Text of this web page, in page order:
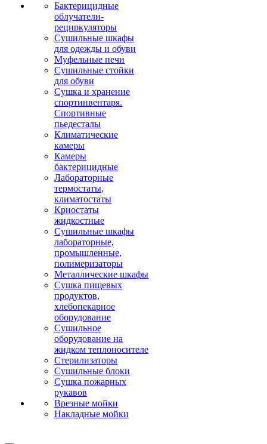
Бактерицидные
облучатели-
рециркуляторы
Сушильные шкафы
для одежды и обуви
Муфельные печи
Сушильные стойки
для обуви
Сушка и хранение
спортинвентаря.
Спортивные
пьедесталы
Климатические
камеры
Камеры
бактерицидные
Лабораторные
термостаты,
климатостаты
Криостаты
жидкостные
Сушильные шкафы
лабораторные,
промышленные,
полимеризаторы
Металлические шкафы
Сушка пищевых
продуктов,
хлебопекарное
оборудование
Сушильное
оборудование на
жидком теплоносителе
Стерилизаторы
Сушильные блоки
Сушка пожарных
рукавов
Врезные мойки
Накладные мойки